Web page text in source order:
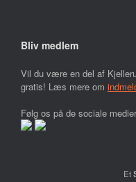
Bliv medlem
Vil du være en del af
gratis! Læs mere om
Følg os på de sociale medier
Et